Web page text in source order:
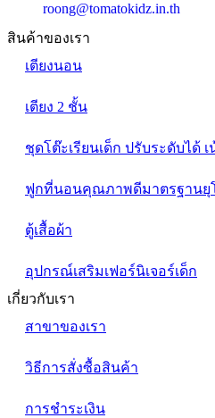
roong@tomatokidz.in.th
สินค้าของเรา
เตียงนอน
เตียง 2 ชั้น
ชุดโต๊ะเรียนเด็ก ปรับระดับได้
ฟูกที่นอนคุณภาพดีมาตรฐานยุ
ตู้เสื้อผ้า
อุปกรณ์เสริมเฟอร์นิเจอร์เด็ก
เกี่ยวกับเรา
สาขาของเรา
วิธีการสั่งซื้อสินค้า
การชำระเงิน